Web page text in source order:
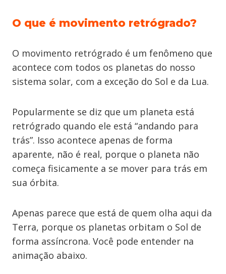
O que é movimento retrógrado?
O movimento retrógrado é um fenômeno que
acontece com todos os planetas do nosso
sistema solar, com a exceção do Sol e da Lua.
Popularmente se diz que um planeta está
retrógrado quando ele está “andando para
trás”. Isso acontece apenas de forma
aparente, não é real, porque o planeta não
começa fisicamente a se mover para trás em
sua órbita.
Apenas parece que está de quem olha aqui da
Terra, porque os planetas orbitam o Sol de
forma assíncrona. Você pode entender na
animação abaixo.